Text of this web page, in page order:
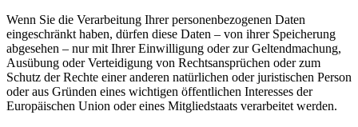
Wenn Sie die Verarbeitung Ihrer personenbezogenen Daten
eingeschränkt haben, dürfen diese Daten – von ihrer Speicherung
abgesehen – nur mit Ihrer Einwilligung oder zur Geltendmachung,
Ausübung oder Verteidigung von Rechtsansprüchen oder zum
Schutz der Rechte einer anderen natürlichen oder juristischen Person
oder aus Gründen eines wichtigen öffentlichen Interesses der
Europäischen Union oder eines Mitgliedstaats verarbeitet werden.